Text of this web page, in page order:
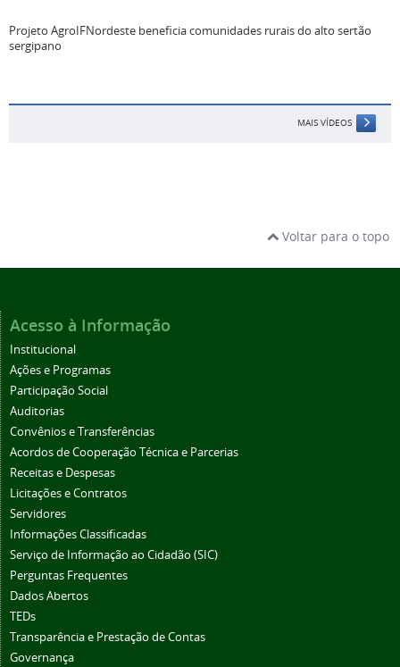
Projeto AgroIFNordeste beneficia comunidades rurais do alto sertão
sergipano
MAIS VÍDEOS
Voltar para o topo
Acesso à Informação
Institucional
Ações e Programas
Participação Social
Auditorias
Convênios e Transferências
Acordos de Cooperação Técnica e Parcerias
Receitas e Despesas
Licitações e Contratos
Servidores
Informações Classificadas
Serviço de Informação ao Cidadão (SIC)
Perguntas Frequentes
Dados Abertos
TEDs
Transparência e Prestação de Contas
Governança